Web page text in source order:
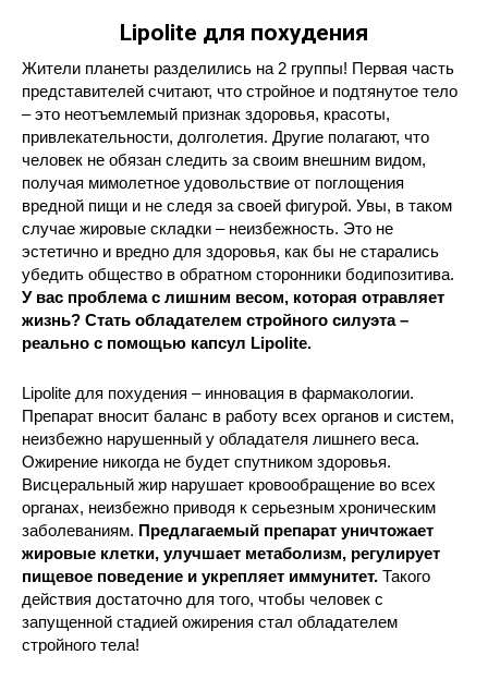
Lipolite для похудения
Жители планеты разделились на 2 группы! Первая часть
представителей считают, что стройное и подтянутое тело
– это неотъемлемый признак здоровья, красоты,
привлекательности, долголетия. Другие полагают, что
человек не обязан следить за своим внешним видом,
получая мимолетное удовольствие от поглощения
вредной пищи и не следя за своей фигурой. Увы, в таком
случае жировые складки – неизбежность. Это не
эстетично и вредно для здоровья, как бы не старались
убедить общество в обратном сторонники бодипозитива.
У вас проблема с лишним весом, которая отравляет
жизнь? Стать обладателем стройного силуэта –
реально с помощью капсул Lipolite.
Lipolite для похудения – инновация в фармакологии.
Препарат вносит баланс в работу всех органов и систем,
неизбежно нарушенный у обладателя лишнего веса.
Ожирение никогда не будет спутником здоровья.
Висцеральный жир нарушает кровообращение во всех
органах, неизбежно приводя к серьезным хроническим
заболеваниям. Предлагаемый препарат уничтожает
жировые клетки, улучшает метаболизм, регулирует
пищевое поведение и укрепляет иммунитет. Такого
действия достаточно для того, чтобы человек с
запущенной стадией ожирения стал обладателем
стройного тела!